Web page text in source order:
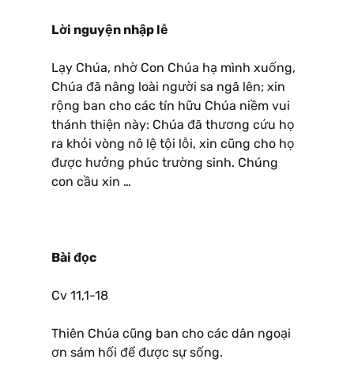
Lời nguyện nhập lễ
Lạy Chúa, nhờ Con Chúa hạ mình xuống,
Chúa đã nâng loài người sa ngã lên; xin
rộng ban cho các tín hữu Chúa niềm vui
thánh thiện này: Chúa đã thương cứu họ
ra khỏi vòng nô lệ tội lỗi, xin cũng cho họ
được hưởng phúc trường sinh. Chúng
con cầu xin …
Bài đọc
Cv 11,1-18
Thiên Chúa cũng ban cho các dân ngoại
ơn sám hối để được sự sống.